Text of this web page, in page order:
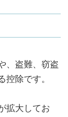
、盗難、窃盗
除です。
拡大してお